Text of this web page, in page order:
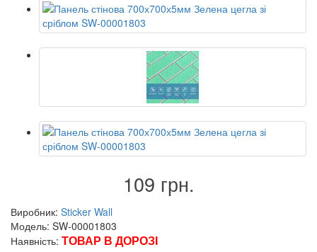
109 грн.
Виробник: Sticker Wall
Модель: SW-00001803
Наявність: ТОВАР В ДОРОЗІ